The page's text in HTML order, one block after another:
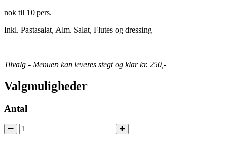
nok til 10 pers.
Inkl. Pastasalat, Alm. Salat, Flutes og dressing
Tilvalg - Menuen kan leveres stegt og klar kr. 250,-
Valgmuligheder
Antal